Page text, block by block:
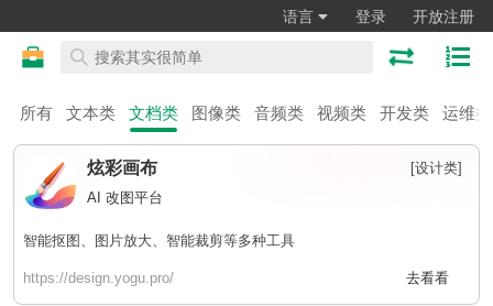
语言 登录 开放注册
所有 文本类 文档类 图像类 音频类 视频类 开发类 运维类
炫彩画布
[设计类]
AI 改图平台
智能抠图、图片放大、智能裁剪等多种工具
https://design.yogu.pro/ 去看看